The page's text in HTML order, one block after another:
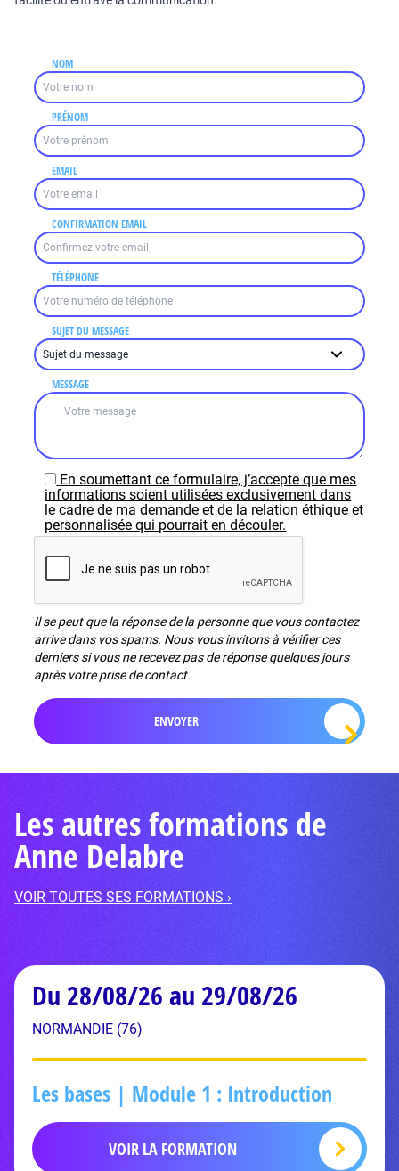
NOM
PRÉNOM
EMAIL
CONFIRMATION EMAIL
TÉLÉPHONE
SUJET DU MESSAGE
MESSAGE
En soumettant ce formulaire, j’accepte que mes
informations soient utilisées exclusivement dans
le cadre de ma demande et de la relation éthique et
personnalisée qui pourrait en découler.
Il se peut que la réponse de la personne que vous contactez
arrive dans vos spams. Nous vous invitons à vérifier ces
derniers si vous ne recevez pas de réponse quelques jours
après votre prise de contact.
Les autres formations de
Anne Delabre
VOIR TOUTES SES FORMATIONS ›
Du 28/08/26 au 29/08/26
NORMANDIE (76)
Les bases | Module 1 : Introduction
VOIR LA FORMATION